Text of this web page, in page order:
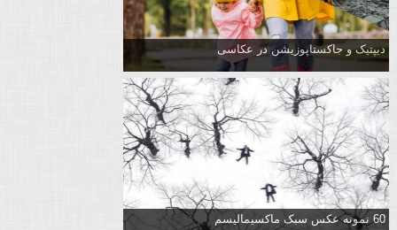
دیپتیک و جاکستا‌پوزیشن در عکاسی
60 نمونه عکس سبک ماکسیمالیسم